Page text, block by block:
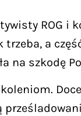
ROG i
a
na szkodę